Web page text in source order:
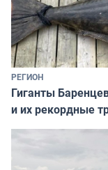
РЕГИОН
Гиганты
и их рекордные